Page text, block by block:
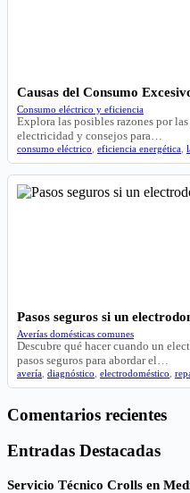
Causas del Consumo
Consumo eléctrico y eficiencia
Explora las posibles razones por
electricidad y consejos para…
consumo eléctrico eficiencia energética
Pasos seguros si un
Averías domésticas comunes
Descubre qué hacer cuando un
pasos seguros para abordar el…
avería diagnóstico electrodoméstico
Comentarios recientes
Entradas Destacadas
Servicio Técnico Crolls en